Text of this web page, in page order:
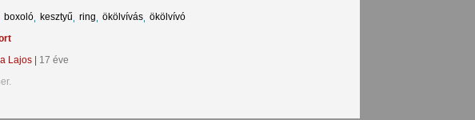
boxoló kesztyű ring ökölvívás ökölvívó
Lajos
17 éve